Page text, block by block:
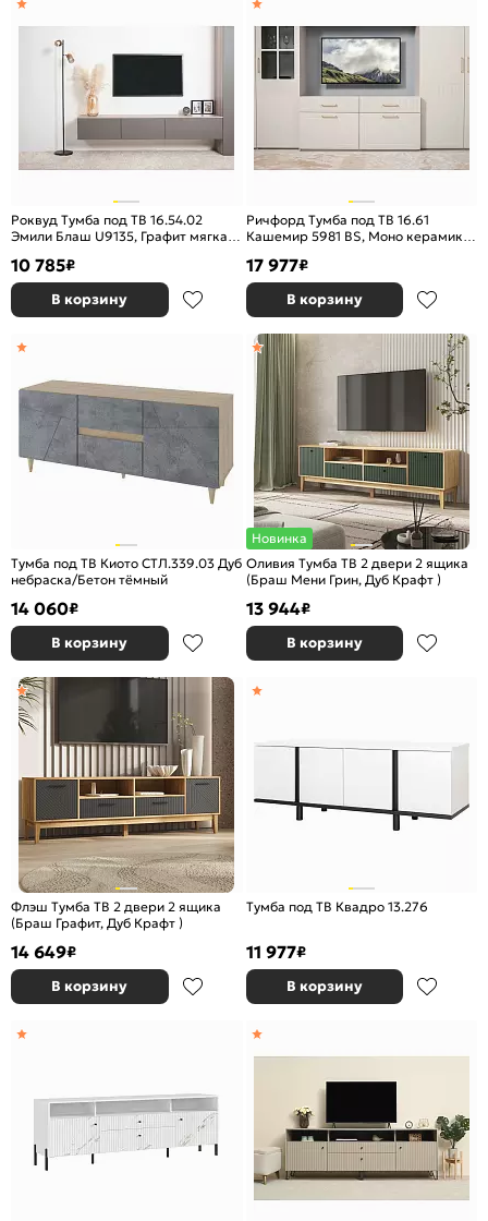
Роквуд Тумба под ТВ 16.54.02
Эмили Блаш U9135, Графит мягкая
10 785₽
В корзину
Ричфорд Тумба под ТВ 16.61
Кашемир 5981 BS, Моно керамика
17 977₽
В корзину
Тумба под ТВ Киото СТЛ.339.03 Дуб
небраска/Бетон тёмный
14 060₽
В корзину
Новинка
Оливия Тумба ТВ 2 двери 2 ящика
(Браш Мени Грин, Дуб Крафт )
13 944₽
В корзину
Флэш Тумба ТВ 2 двери 2 ящика
(Браш Графит, Дуб Крафт )
14 649₽
В корзину
Тумба под ТВ Квадро 13.276
11 977₽
В корзину